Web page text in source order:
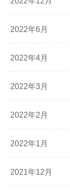
2022年6月
2022年4月
2022年3月
2022年2月
2022年1月
2021年12月